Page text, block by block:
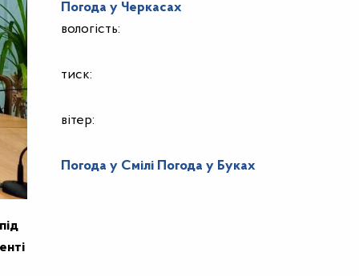
Погода у Черкасах
вологість:
тиск:
вітер:
Погода у Смілі Погода у Буках